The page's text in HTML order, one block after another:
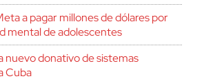
a pagar millones de dólares por
mental de adolescentes
nuevo donativo de sistemas
Cuba